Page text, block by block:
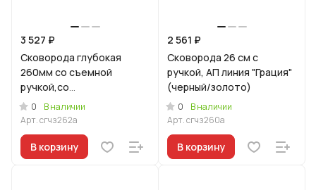
3 527 ₽
Сковорода глубокая
260мм со съемной
ручкой,со
стекл.крышкой,АП линия
"Грация" (черный/золото)
0
В наличии
Арт.сгчз262а
В корзину
2 561 ₽
Сковорода 26 см с
ручкой, АП линия "Грация"
(черный/золото)
0
В наличии
Арт.сгчз260а
В корзину